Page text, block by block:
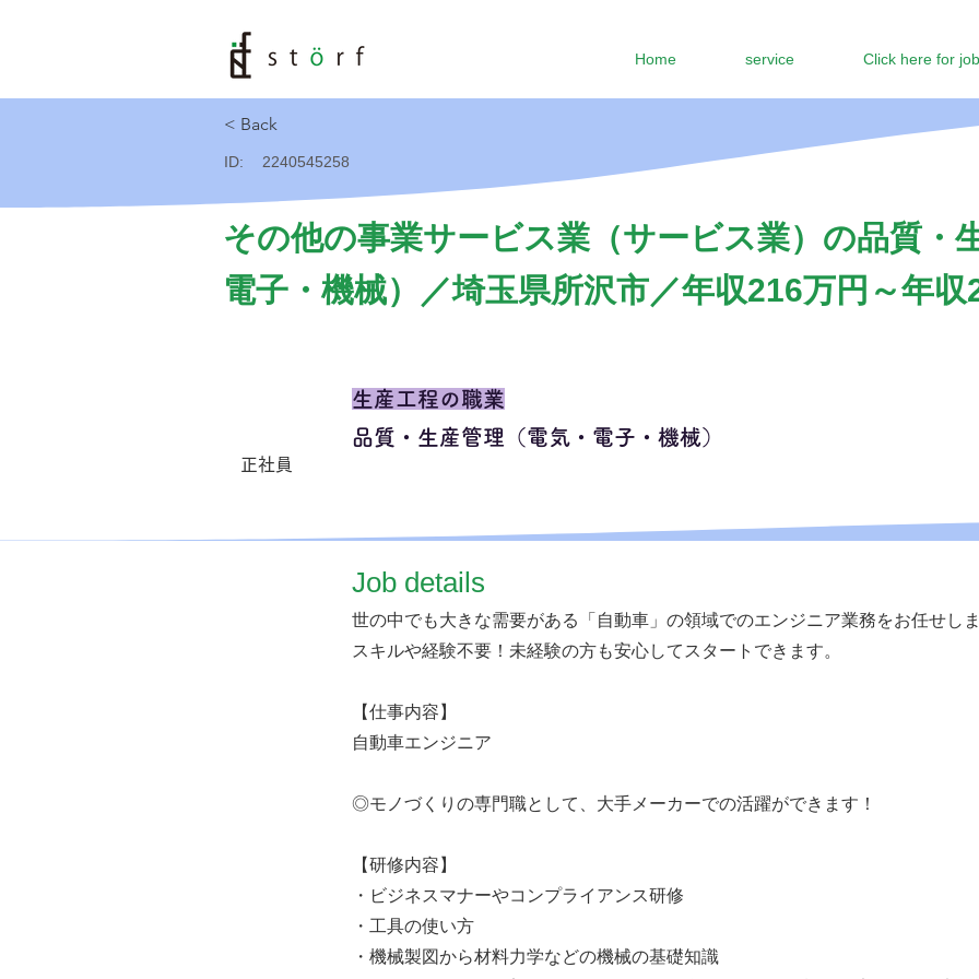
Home service Click here for
< Back
ID: 2240545258
その他の事業サービス業（サービス業）の品質・
電子・機械）／埼玉県所沢市／年収216万円～年収
正社員
生産工程の職業
品質・生産管理（電気・電子・機械）
​Job details
世の中でも大きな需要がある「自動車」の領域でのエンジニア業務をお任せし
スキルや経験不要！未経験の方も安心してスタートできます。
【仕事内容】
自動車エンジニア
◎モノづくりの専門職として、大手メーカーでの活躍ができます！
【研修内容】
・ビジネスマナーやコンプライアンス研修
・工具の使い方
・機械製図から材料力学などの機械の基礎知識